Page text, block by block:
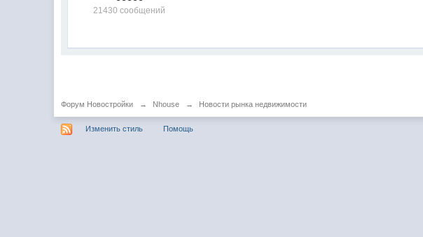
21430 сообщений
Форум Новостройки → Nhouse → Новости рынка недвижимости
Изменить стиль Помощь